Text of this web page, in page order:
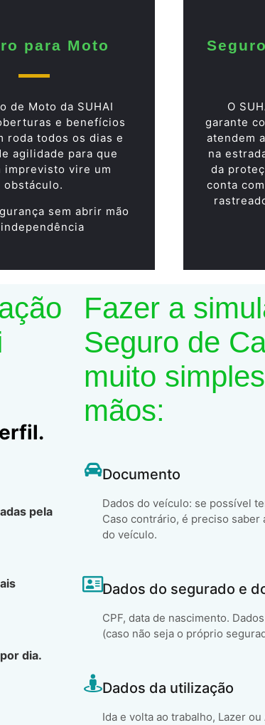
para Moto
de Moto da SUHAI
e benefícios
roda todos os dias e
agilidade para que
imprevisto vire um
obstáculo.
sem abrir mão
O
garante
atendem
na
da
conta
pela
dia.
Fazer a
Seguro de
muito
mãos:
Documento
Dados do veículo: se possível
Caso contrário, é preciso
do veículo.
Dados do segurado e
CPF, data de nascimento.
(caso não seja o próprio
Dados da utilização
Ida e volta ao trabalho, Lazer